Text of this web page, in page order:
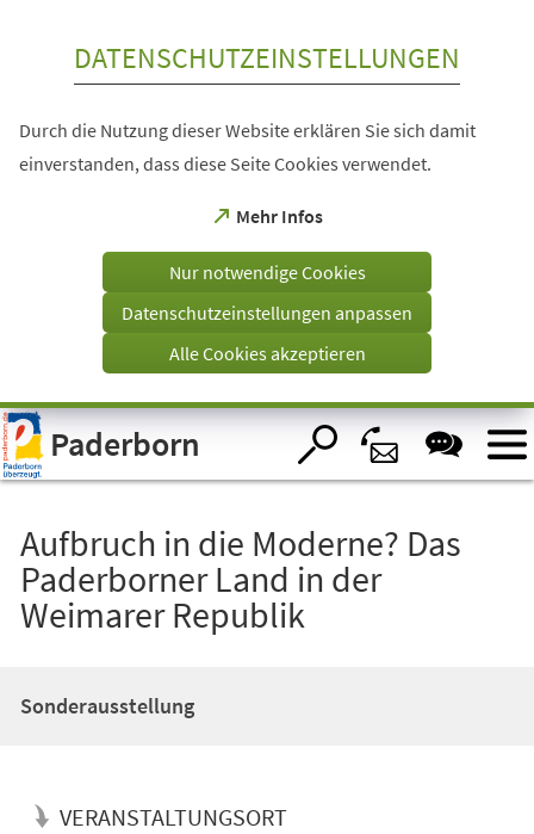
Visuelle
Assistenzsoftware
öffnen.
DATENSCHUTZEINSTELLUNGEN
Durch die Nutzung dieser Website erklären Sie sich damit
einverstanden, dass diese Seite Cookies verwendet.
Mehr Infos
(Öffnet
einem
Tab)
Nur notwendige Cookies
Datenschutzeinstellungen anpassen
Alle Cookies akzeptieren
Paderborn
Aufbruch in die Moderne? Das
Paderborner Land in der
Weimarer Republik
Sonderausstellung
VERANSTALTUNGSORT